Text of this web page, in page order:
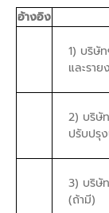
อ้างอิง
1) บริษั
และรา
2) บริษั
ปรับปรุ
3) บริษั
(ถ้ามี)